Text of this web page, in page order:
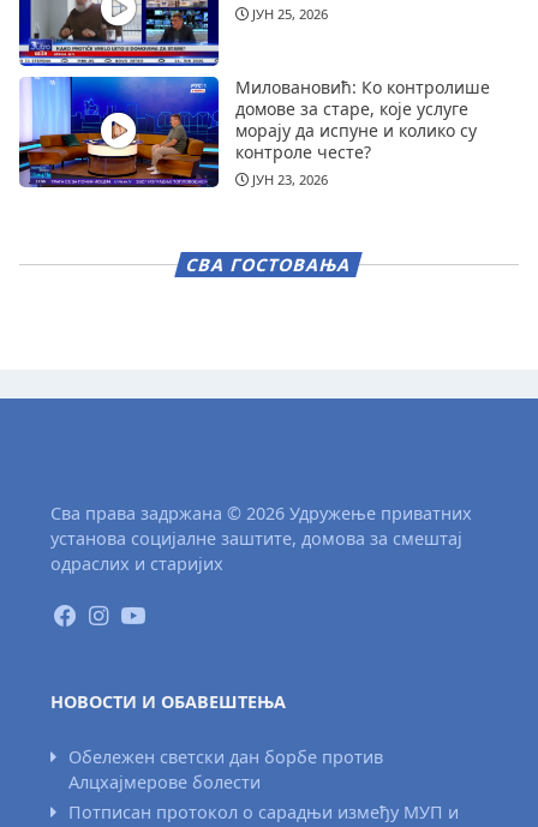
ЈУН 25, 2026
Миловановић: Ко контролише
домове за старе, које услуге
морају да испуне и колико су
контроле честе?
ЈУН 23, 2026
СВА ГОСТОВАЊА
Сва права задржана © 2026 Удружење приватних
установа социјалне заштите, домова за смештај
одраслих и старијих
НОВОСТИ И ОБАВЕШТЕЊА
Обележен светски дан борбе против
Алцхајмерове болести
Потписан протокол о сарадњи између МУП и